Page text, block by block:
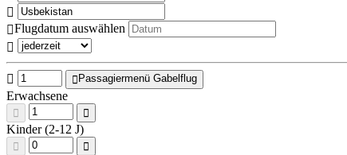
Flugdatum auswählen
Passagiermenü Gabelflug
Erwachsene
Kinder (2-12 J)